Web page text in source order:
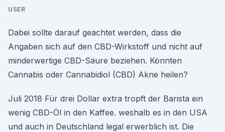
USER
Dabei sollte darauf geachtet werden, dass die
Angaben sich auf den CBD-Wirkstoff und nicht auf
minderwertige CBD-Säure beziehen. Könnten
Cannabis oder Cannabidiol (CBD) Akne heilen?
Juli 2018 Für drei Dollar extra tropft der Barista ein
wenig CBD-Öl in den Kaffee. weshalb es in den USA
und auch in Deutschland legal erwerblich ist. Die